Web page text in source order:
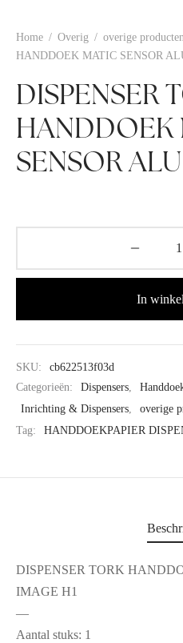
Home / Overig / overige
HANDDOEK MATIC SENSOR
DISPENSER
HANDDOEK
SENSOR
In
SKU:
cb622513f03d
Categorieën:
Dispensers,
Inrichting & Dispensers,
overige
Tag:
HANDDOEKPAPIER
DISPENSER TORK
IMAGE H1
—
Aantal stuks: 1